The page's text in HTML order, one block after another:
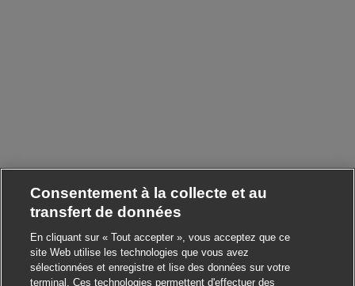
Consentement à la collecte et au
transfert de données
En cliquant sur « Tout accepter », vous acceptez que ce
site Web utilise les technologies que vous avez
sélectionnées et enregistre et lise des données sur votre
terminal. Ces technologies permettent d'effectuer des